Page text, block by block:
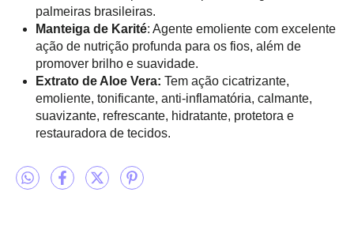
palmeiras brasileiras.
Manteiga de Karité: Agente emoliente com excelente
ação de nutrição profunda para os fios, além de
promover brilho e suavidade.
Extrato de Aloe Vera: Tem ação cicatrizante,
emoliente, tonificante, anti-inflamatória, calmante,
suavizante, refrescante, hidratante, protetora e
restauradora de tecidos.